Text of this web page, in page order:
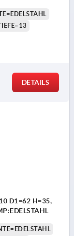
DETAILS
D1=62 H=35,